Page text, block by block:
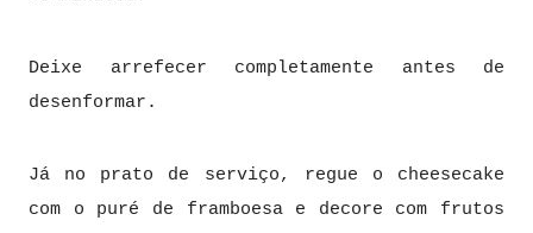
Deixe arrefecer completamente antes de
desenformar.
Já no prato de serviço, regue o cheesecake
com o puré de framboesa e decore com frutos